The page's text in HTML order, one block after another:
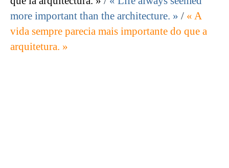
more important than the architecture. » / « A
vida sempre parecia mais importante do que a
arquitetura. »